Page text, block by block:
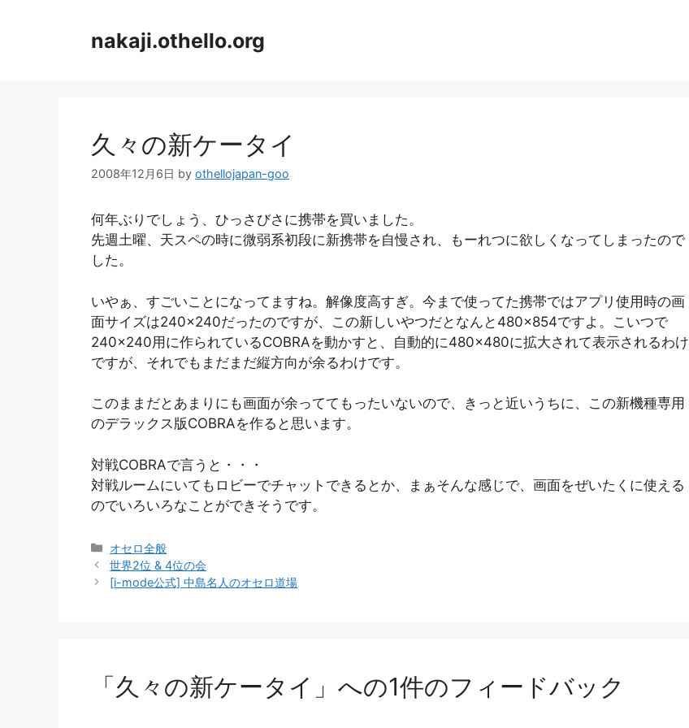
nakaji.othello.org
久々の新ケータイ
2008年12月6日 by othellojapan-goo
何年ぶりでしょう、ひっさびさに携帯を買いました。
先週土曜、天スペの時に微弱系初段に新携帯を自慢され、もーれつに欲しくなってしまったので
した。
いやぁ、すごいことになってますね。解像度高すぎ。今まで使ってた携帯ではアプリ使用時の画
面サイズは240×240だったのですが、この新しいやつだとなんと480×854ですよ。こいつで
240×240用に作られているCOBRAを動かすと、自動的に480×480に拡大されて表示されるわけ
ですが、それでもまだまだ縦方向が余るわけです。
このままだとあまりにも画面が余っててもったいないので、きっと近いうちに、この新機種専用
のデラックス版COBRAを作ると思います。
対戦COBRAで言うと・・・
対戦ルームにいてもロビーでチャットできるとか、まぁそんな感じで、画面をぜいたくに使える
のでいろいろなことができそうです。
カ
テ
ゴ
オセロ全般
世界2位 & 4位の会
[i-mode公式] 中島名人のオセロ道場
「久々の新ケータイ」への1件のフィードバック